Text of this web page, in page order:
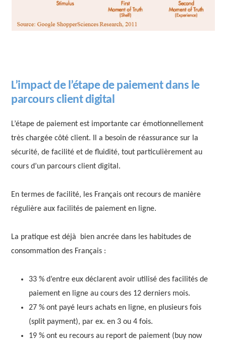
L’impact de l’étape de paiement dans le
parcours client digital
L’étape de paiement est importante car émotionnellement
très chargée côté client. Il a besoin de réassurance sur la
sécurité, de facilité et de fluidité, tout particulièrement au
cours d’un parcours client digital.
En termes de facilité, les Français ont recours de manière
régulière aux facilités de paiement en ligne.
La pratique est déjà bien ancrée dans les habitudes de
consommation des Français :
33 % d’entre eux déclarent avoir utilisé des facilités de
paiement en ligne au cours des 12 derniers mois.
27 % ont payé leurs achats en ligne, en plusieurs fois
(split payment), par ex. en 3 ou 4 fois.
19 % ont eu recours au report de paiement (buy now